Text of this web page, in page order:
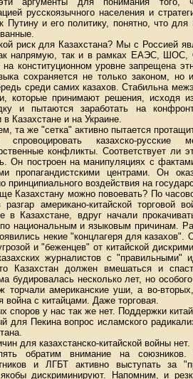
русскоязычного населения и
Путину и его политику, понятно, что
риск для Казахстана? Мы с Россией
напрямую, так и в рамках ЕАЭС, ШОС,
на конституционном уровне запрещена
сохраняется не только законом,
среди самих казахов. Стабильна
которые принимают решения, исходя
и пытаются заработать на
в Казахстане и на Украине.
та же "сетка" активно пытается
казахско-русские
конфликты. Соответствует ли
Он построен на манипуляциях с
пропагандистскими центрами. Он
принципиального воздействия на
Казахстану можно повоевать? По
американо-китайской торговой
в Казахстане, вдруг начали
национальным и языковым причинам.
некие "концлагеря для казахов".
и "беженцев" от китайской
журналистов с
Казахстан должен вмешаться и
будировалась несколько лет, но
торчали американские уши, а во-
война с китайцами. Даже торговая.
споров у нас так же нет. Поддержки
для Пекина вопрос исламского
для казахстанско-китайской войны нет.
обратим внимание на
и ЛГБТ активно выступать за
якобы дискриминируют. Напомним, и